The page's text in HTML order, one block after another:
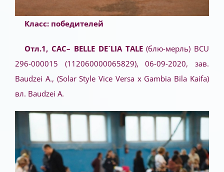
Класс: победителей
Отл.1, САС– BELLE DE`LIA TALE(блю-мерль) BCU
296-000015 (112060000065829), 06-09-2020, зав.
Baudzei A., (Solar Style Vice Versa x Gambia Bila Kaifa)
вл. Baudzei A.